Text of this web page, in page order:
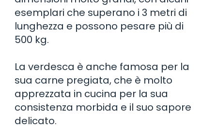
esemplari che superano i 3 metri di
lunghezza e possono pesare più di
500 kg.
La verdesca è anche famosa per la
sua carne pregiata, che è molto
apprezzata in cucina per la sua
consistenza morbida e il suo sapore
delicato.